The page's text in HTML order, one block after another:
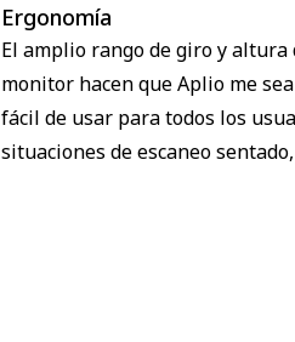
Ergonomía
El amplio rango de giro y altura
monitor hacen que Aplio me
fácil de usar para todos los
situaciones de escaneo